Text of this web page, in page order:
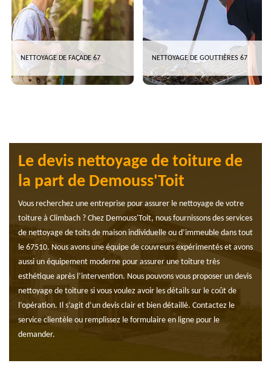
NETTOYAGE DE FAÇADE 67 NETTOYAGE DE GOUTTIÈRES 67
Le devis nettoyage de toiture de
la part de Demouss'Toit
Vous recherchez une entreprise pour assurer le nettoyage de votre
toiture à Climbach ? Chez Demouss'Toit, nous fournissons des services
de nettoyage de toits de maison individuelle ou d’immeuble dans tout
le 67510. Nous avons une équipe de couvreurs expérimentés et avons
aussi un équipement moderne pour assurer une toiture très
esthétique après l’intervention. Nous pouvons vous proposer un devis
nettoyage de toiture si vous voulez avoir les détails sur le coût de
l’opération. Il s’agit d’un devis clair et bien détaillé. Contactez le
service clientèle ou remplissez le formulaire en ligne pour le
demander.